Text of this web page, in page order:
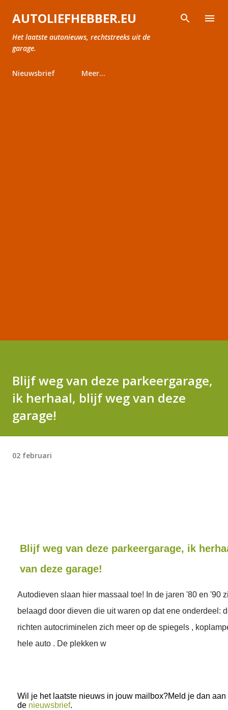
Doorgaan naar hoofdcontent
AUTOLIEFHEBBER.EU
Het laatste autonieuws, rechtstreeks uit de
garage.
Nieuwsbrief Meer…
Blijf weg van deze parkeergarage,
ik herhaal, blijf weg van deze
garage!
02 februari
Blijf weg van deze parkeergarage, ik
van deze garage!
Autodieven slaan hier massaal toe! In de jaren '80 en '90
belaagd door dieven die uit waren op dat ene onderdeel:
richten autocriminelen zich meer op de spiegels ,
hele auto . De plekken w
Wil je het laatste nieuws in jouw mailbox?Meld je dan aan
de nieuwsbrief.